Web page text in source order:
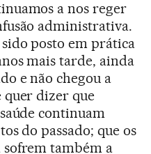
a nos reger
administrativa.
posto em prática
mais tarde, ainda
e não chegou a
quer dizer que
continuam
do passado; que os
também a